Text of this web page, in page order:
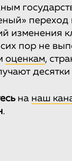
переход
изменения
пор не
оценкам,
на наш
.